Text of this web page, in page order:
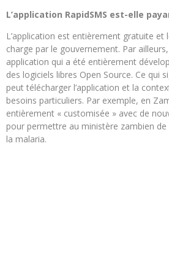
L’application RapidSMS est-elle
L’application est entièrement gratuite et
charge par le gouvernement. Par
application qui a été entièrement
des logiciels libres Open Source. Ce qui
peut télécharger l’application et la
besoins particuliers. Par exemple, en
entièrement « customisée » avec de
pour permettre au ministère zambien
la malaria.